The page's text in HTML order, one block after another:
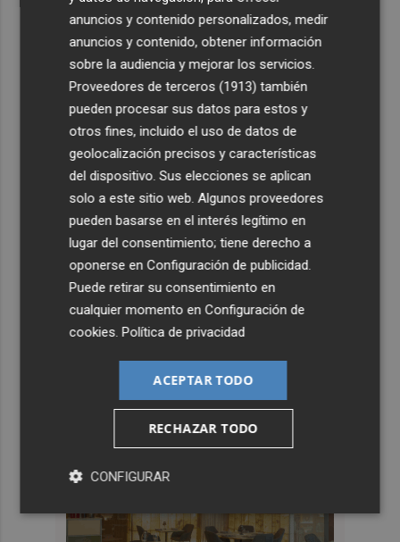
anuncios y contenido personalizados, medir
anuncios y contenido, obtener información
sobre la audiencia y mejorar los servicios.
Proveedores de terceros (1913) también
pueden procesar sus datos para estos y
otros fines, incluido el uso de datos de
geolocalización precisos y características
del dispositivo. Sus elecciones se aplican
solo a este sitio web. Algunos proveedores
pueden basarse en el interés legítimo en
lugar del consentimiento; tiene derecho a
oponerse enConfiguración de publicidad
Puede retirar su consentimiento en
cualquier momento enConfiguración de
cookies .Política de privacidad
ACEPTAR TODO
RECHAZAR TODO
CONFIGURAR